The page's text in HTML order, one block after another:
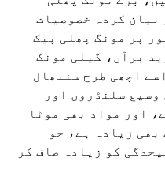
بیان کردہ خصوصیات
پر مونگ پھلی پیک
برآں، گیلی مونگ
اچھی طرح سنبھال
سلنڈروں اور
اور مواد بھی موٹا
زیادہ ہے، جو
کو زیادہ صاف کر